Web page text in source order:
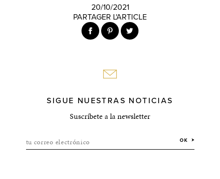
20/10/2021
PARTAGER L'ARTICLE
SIGUE NUESTRAS NOTICIAS
Suscríbete a la newsletter
tu correo electrónico OK